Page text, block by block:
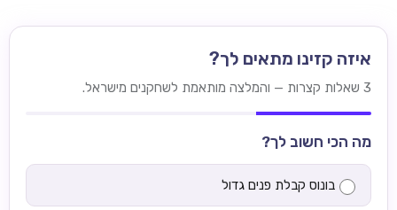
איזה קזינו מתאים לך?
3 שאלות קצרות — והמלצה מותאמת לשחקנים מישראל.
מה הכי חשוב לך?
בונוס קבלת פנים גדול